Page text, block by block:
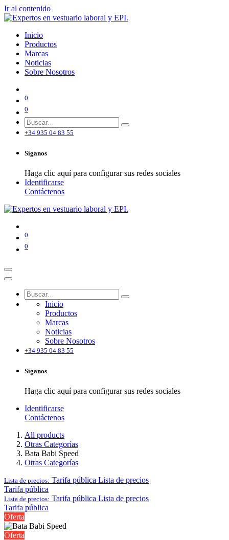
Ir al contenido
Inicio
Productos
Marcas
Noticias
Sobre Nosotros
0
0
+34 935 04 83 55
Síganos
Haga clic aquí para configurar sus redes sociales
Identificarse
Contáctenos
0
0
Inicio
Productos
Marcas
Noticias
Sobre Nosotros
+34 935 04 83 55
Síganos
Haga clic aquí para configurar sus redes sociales
Identificarse
Contáctenos
All products
Otras Categorías
Bata Babi Speed
Otras Categorías
Lista de precios: Tarifa pública Lista de precios
Tarifa pública
Lista de precios: Tarifa pública Lista de precios
Tarifa pública
Oferta
Oferta